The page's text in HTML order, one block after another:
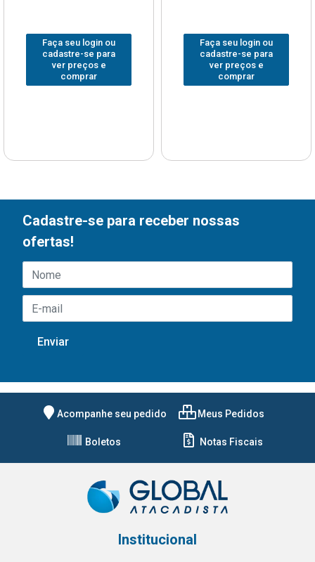
Faça seu login ou
cadastre-se para
ver preços e
comprar
Faça seu login ou
cadastre-se para
ver preços e
comprar
Cadastre-se para receber nossas
ofertas!
Acompanhe seu pedido Meus Pedidos
Boletos Notas Fiscais
Institucional